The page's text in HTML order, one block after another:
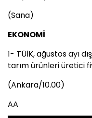
(Sana)
EKONOMİ
1- TÜİK, ağustos ayı
tarım ürünleri üretici
(Ankara/10.00)
AA